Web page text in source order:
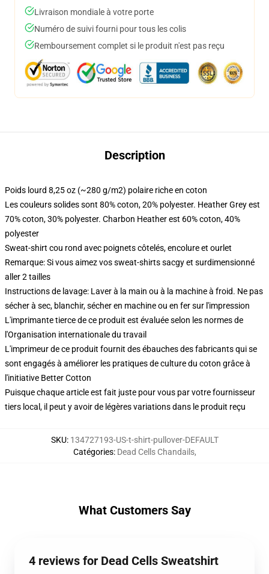
Livraison mondiale à votre porte
Numéro de suivi fourni pour tous les colis
Remboursement complet si le produit n'est pas reçu
Description
Poids lourd 8,25 oz (~280 g/m2) polaire riche en coton
Les couleurs solides sont 80% coton, 20% polyester. Heather Grey est
70% coton, 30% polyester. Charbon Heather est 60% coton, 40%
polyester
Sweat-shirt cou rond avec poignets côtelés, encolure et ourlet
Remarque: Si vous aimez vos sweat-shirts sacgy et surdimensionné
aller 2 tailles
Instructions de lavage: Laver à la main ou à la machine à froid. Ne pas
sécher à sec, blanchir, sécher en machine ou en fer sur l'impression
L'imprimante tierce de ce produit est évaluée selon les normes de
l'Organisation internationale du travail
L'imprimeur de ce produit fournit des ébauches des fabricants qui se
sont engagés à améliorer les pratiques de culture du coton grâce à
l'initiative Better Cotton
Puisque chaque article est fait juste pour vous par votre fournisseur
tiers local, il peut y avoir de légères variations dans le produit reçu
SKU: 134727193-US-t-shirt-pullover-DEFAULT
Catégories: Dead Cells Chandails,
What Customers Say
4 reviews for Dead Cells Sweatshirt